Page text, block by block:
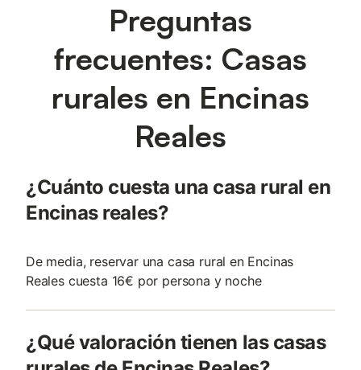
Preguntas
frecuentes: Casas
rurales en Encinas
Reales
¿Cuánto cuesta una casa rural en
Encinas reales?
De media, reservar una casa rural en Encinas
Reales cuesta 16€ por persona y noche
¿Qué valoración tienen las casas